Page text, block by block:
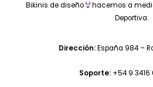
Bikinis de diseño hacemos a
Deportiva.
Dirección:España 984 –
Soporte: +54 9